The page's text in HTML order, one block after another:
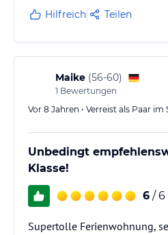
eben zu Fuß in den Ort laufen
sehr steil sind. Ein Auto ist ein
sind sehr nett und herzlich,
sofort wohl. Vielen Dank
Jesper!
Hilfreich Teilen
Maike (56-60)
1 Bewertungen
Vor 8 Jahren • Verreist als Paar im
Unbedingt
Klasse!
6 / 6
Supertolle Ferienwohnung,